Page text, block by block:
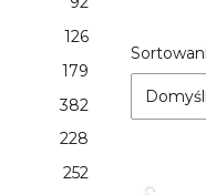
126
179
382
228
252